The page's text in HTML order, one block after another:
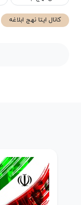
کانال ایتا نهج ابلاغه